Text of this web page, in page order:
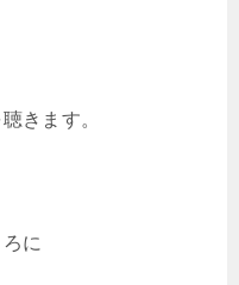
きます。
に